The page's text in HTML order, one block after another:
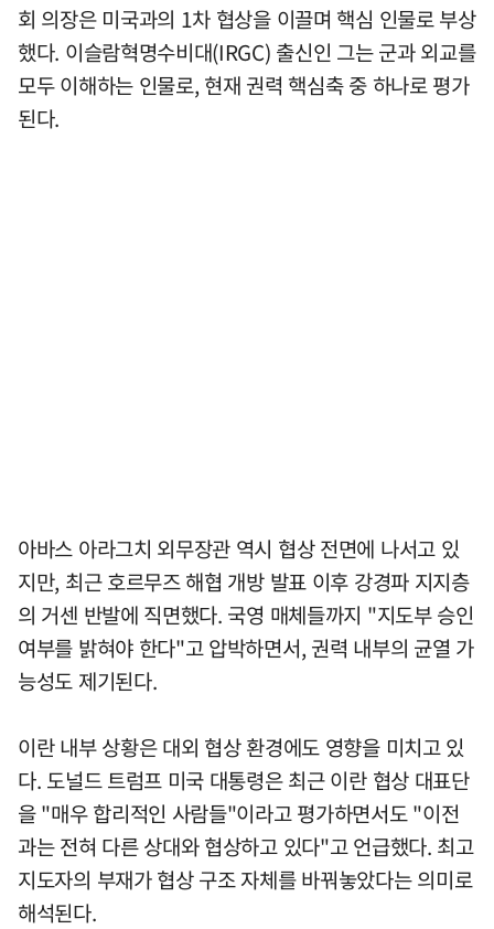
회 의장은 미국과의 1차 협상을 이끌며 핵심 인물로 부상
했다. 이슬람혁명수비대(IRGC) 출신인 그는 군과 외교를
모두 이해하는 인물로, 현재 권력 핵심축 중 하나로 평가
된다.
아바스 아라그치 외무장관 역시 협상 전면에 나서고 있
지만, 최근 호르무즈 해협 개방 발표 이후 강경파 지지층
의 거센 반발에 직면했다. 국영 매체들까지 "지도부 승인
여부를 밝혀야 한다"고 압박하면서, 권력 내부의 균열 가
능성도 제기된다.
이란 내부 상황은 대외 협상 환경에도 영향을 미치고 있
다. 도널드 트럼프 미국 대통령은 최근 이란 협상 대표단
을 "매우 합리적인 사람들"이라고 평가하면서도 "이전
과는 전혀 다른 상대와 협상하고 있다"고 언급했다. 최고
지도자의 부재가 협상 구조 자체를 바꿔놓았다는 의미로
해석된다.